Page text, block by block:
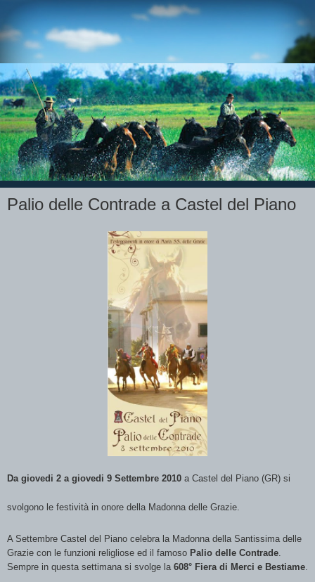
Palio delle Contrade a Castel del Piano
Da giovedi 2 a giovedi 9 Settembre 2010 a Castel del Piano (GR) si
svolgono le festività in onore della Madonna delle Grazie.
A Settembre Castel del Piano celebra la Madonna della Santissima delle
Grazie con le funzioni religliose ed il famoso Palio delle Contrade
Sempre in questa settimana si svolge la 608° Fiera di Merci e Bestiame